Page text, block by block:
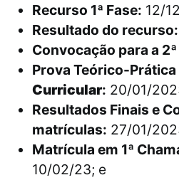
Recurso 1ª Fase: 12/
Resultado do recurso:
Convocação para a 2ª
Prova Teórico-Prática
Curricular: 20/01/
Resultados Finais e
matrículas: 27/01/
Matrícula em 1ª
10/02/23; e